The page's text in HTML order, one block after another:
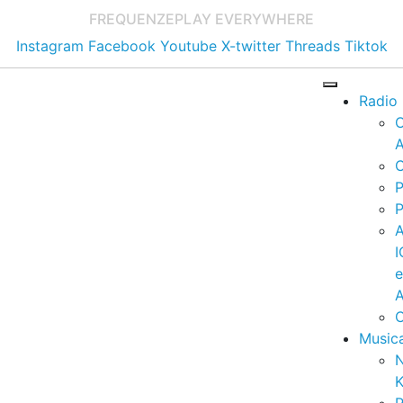
FREQUENZEPLAY EVERYWHERE
Instagram Facebook Youtube X-twitter Threads Tiktok
Radio
e